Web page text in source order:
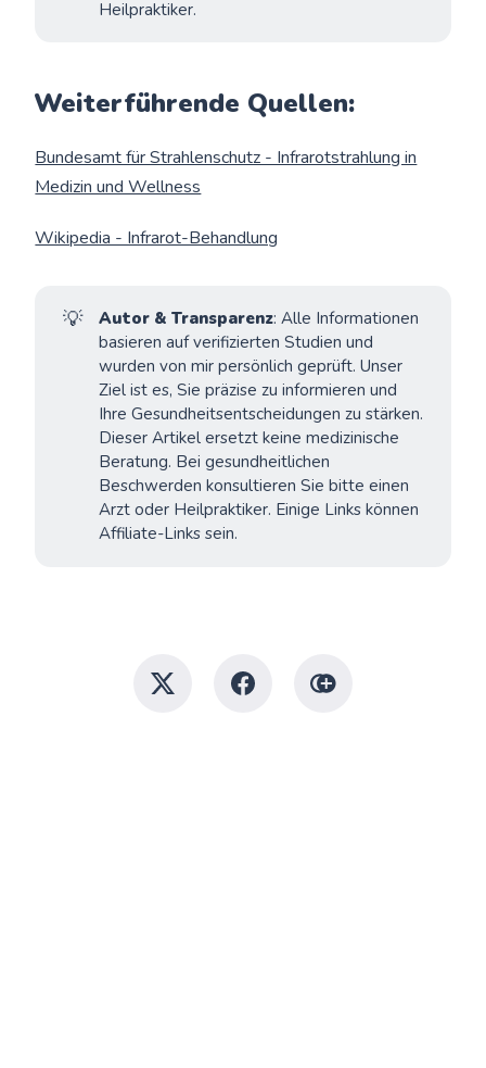
Heilpraktiker.
Weiterführende Quellen:
Bundesamt für Strahlenschutz - Infrarotstrahlung in
Medizin und Wellness
Wikipedia - Infrarot-Behandlung
💡 Autor & Transparenz: Alle Informationen
basieren auf verifizierten Studien und
wurden von mir persönlich geprüft. Unser
Ziel ist es, Sie präzise zu informieren und
Ihre Gesundheitsentscheidungen zu stärken.
Dieser Artikel ersetzt keine medizinische
Beratung. Bei gesundheitlichen
Beschwerden konsultieren Sie bitte einen
Arzt oder Heilpraktiker. Einige Links können
Affiliate-Links sein.